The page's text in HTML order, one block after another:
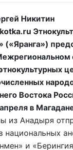
Никитин
(«Яранга»)
Востока
в
из Анадыря
национальных
и